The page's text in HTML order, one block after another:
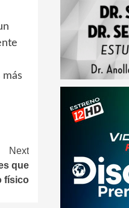
Next
que
físico